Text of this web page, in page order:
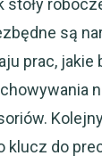
są
prac, jakie
do